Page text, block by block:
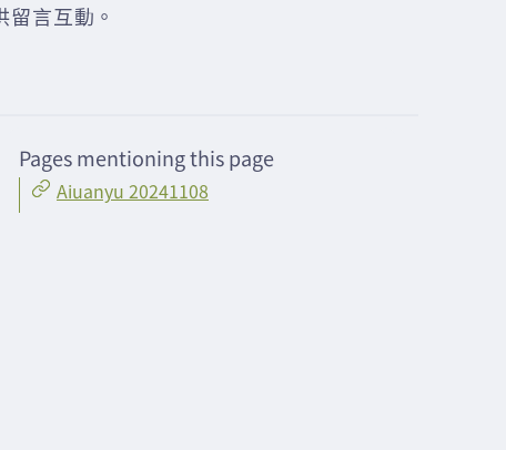
言互動。
Pages mentioning this page
Aiuanyu 20241108